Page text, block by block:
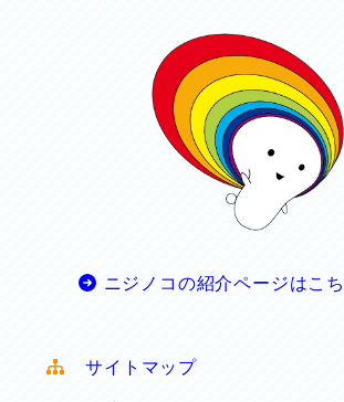
ニジノコの紹介ページはこ
サイトマップ